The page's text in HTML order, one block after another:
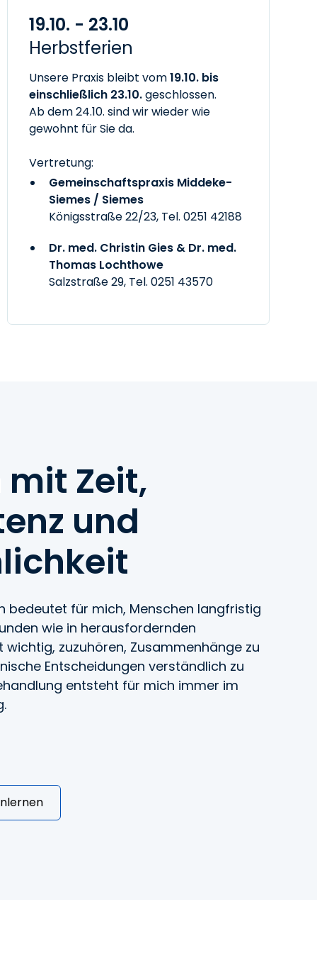
19.10. - 23.10
Herbstferien
Unsere Praxis bleibt vom19.10. bis
einschließlich 23.10.geschlossen.
Ab dem 24.10. sind wir wieder wie
gewohnt für Sie da.
Vertretung:
Gemeinschaftspraxis Middeke-
Siemes / Siemes
Königsstraße 22/23, Tel. 0251 42188
Dr. med. Christin Gies & Dr. med.
Thomas Lochthowe
Salzstraße 29, Tel. 0251 43570
mit Zeit,
und
bedeutet für mich, Menschen langfristig
wie in herausfordernden
wichtig, zuzuhören, Zusammenhänge zu
Entscheidungen verständlich zu
entsteht für mich immer im